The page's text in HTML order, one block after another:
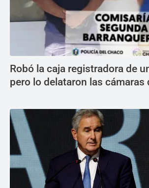
Robó la caja registradora de
pero lo delataron las cámaras